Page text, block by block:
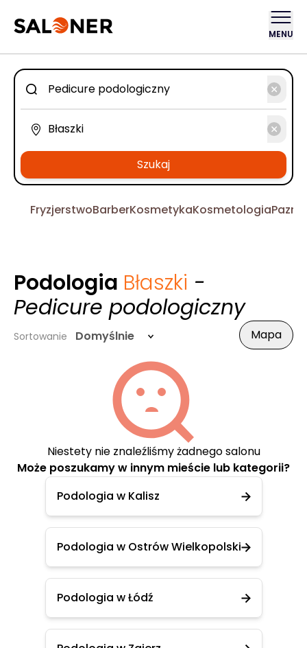
MENU
Szukaj
FryzjerstwoBarberKosmetykaKosmetologia
Podologia Błaszki -
Pedicure podologiczny
Sortowanie Domyślnie Mapa
Niestety nie znaleźliśmy żadnego salonu
Może poszukamy w innym mieście lub kategorii?
Podologia w Kalisz
Podologia w Ostrów Wielkopolski
Podologia w Łódź